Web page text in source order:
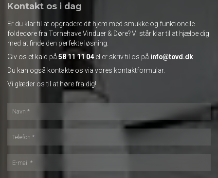
Kontakt os i dag
Er du klar til at opgradere dit hjem med smukke og funktionelle
foldedøre fra Tornehave Vinduer & Døre? Vi står klar til at hjælpe dig
med at finde den perfekte løsning.
Giv os et kald på 58 11 11 04 eller skriv til os på info@tovd.dk
Du kan også kontakte os via vores kontaktformular.
Vi glæder os til at høre fra dig!